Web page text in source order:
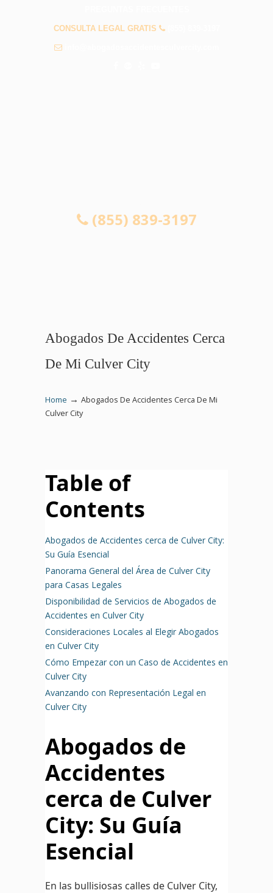
CONSULTA LEGAL GRATIS
(855) 839-3197
Abogados De Accidentes Cerca
De Mi Culver City
Home → Abogados De Accidentes Cerca De Mi
Culver City
Table of
Contents
Abogados de Accidentes cerca de Culver City:
Su Guía Esencial
Panorama General del Área de Culver City
para Casas Legales
Disponibilidad de Servicios de Abogados de
Accidentes en Culver City
Consideraciones Locales al Elegir Abogados
en Culver City
Cómo Empezar con un Caso de Accidentes en
Culver City
Avanzando con Representación Legal en
Culver City
Abogados de
Accidentes
cerca de Culver
City: Su Guía
Esencial
En las bullisiosas calles de Culver City,